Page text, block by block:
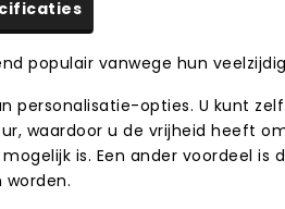
populair vanwege hun
personalisatie-opties. U kunt
waardoor u de vrijheid heeft
is. Een ander voordeel
worden.